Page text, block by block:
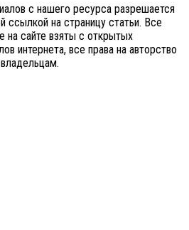
с нашего ресурса разрешается
ссылкой на страницу статьи. Все
на сайте взяты с открытых
интернета, все права на авторство